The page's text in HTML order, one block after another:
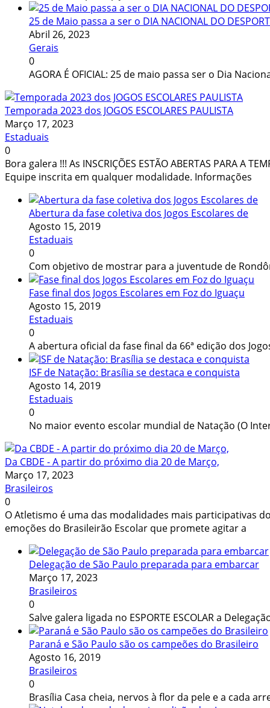
25 de Maio passa a ser o DIA NACIONAL DO
Abril 26, 2023
Gerais
0
AGORA É OFICIAL: 25 de maio passa ser o Dia
Temporada 2023 dos JOGOS ESCOLARES PAULISTA
Março 17, 2023
Estaduais
0
Bora galera !!! As INSCRIÇÕES ESTÃO ABERTAS PARA A
Equipe inscrita em qualquer modalidade. Informações
Abertura da fase coletiva dos Jogos Escolares de
Agosto 15, 2019
Estaduais
0
Com objetivo de mostrar para a juventude de
Fase final dos Jogos Escolares em Foz do Iguaçu
Agosto 15, 2019
Estaduais
0
A abertura oficial da fase final da 66ª edição dos
ISF de Natação: Brasília se destaca e conquista
Agosto 14, 2019
Estaduais
0
No maior evento escolar mundial de Natação (O
Da CBDE - A partir do próximo dia 20 de Março,
Março 17, 2023
Brasileiros
0
O Atletismo é uma das modalidades mais participativas
emoções do Brasileirão Escolar que promete agitar a
Delegação de São Paulo preparada para embarcar
Março 17, 2023
Brasileiros
0
Salve galera ligada no ESPORTE ESCOLAR a
Paraná e São Paulo são os campeões do Brasileiro
Agosto 16, 2019
Brasileiros
0
Brasília Casa cheia, nervos à flor da pele e a cada